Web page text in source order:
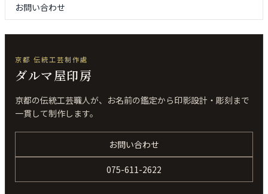
お問い合わせ
京都 伝統工芸制作處
ダルマ屋印房
京都の伝統工芸職人が、お名前の鑑定から印影設計・彫刻まで
一貫して制作します。
お問い合わせ
075-611-2622